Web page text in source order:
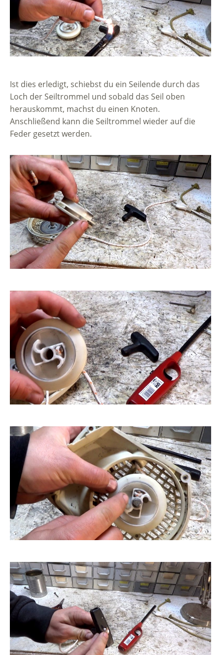
Ist dies erledigt, schiebst du ein Seilende durch das
Loch der Seiltrommel und sobald das Seil oben
herauskommt, machst du einen Knoten.
Anschließend kann die Seiltrommel wieder auf die
Feder gesetzt werden.